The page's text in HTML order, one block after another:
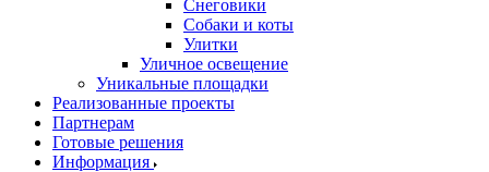
Снеговики
Собаки и коты
Улитки
Уличное освещение
Уникальные площадки
Реализованные проекты
Партнерам
Готовые решения
Информация